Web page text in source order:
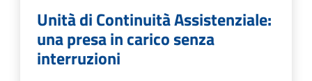
Unità di Continuità Assistenziale:
una presa in carico senza
interruzioni